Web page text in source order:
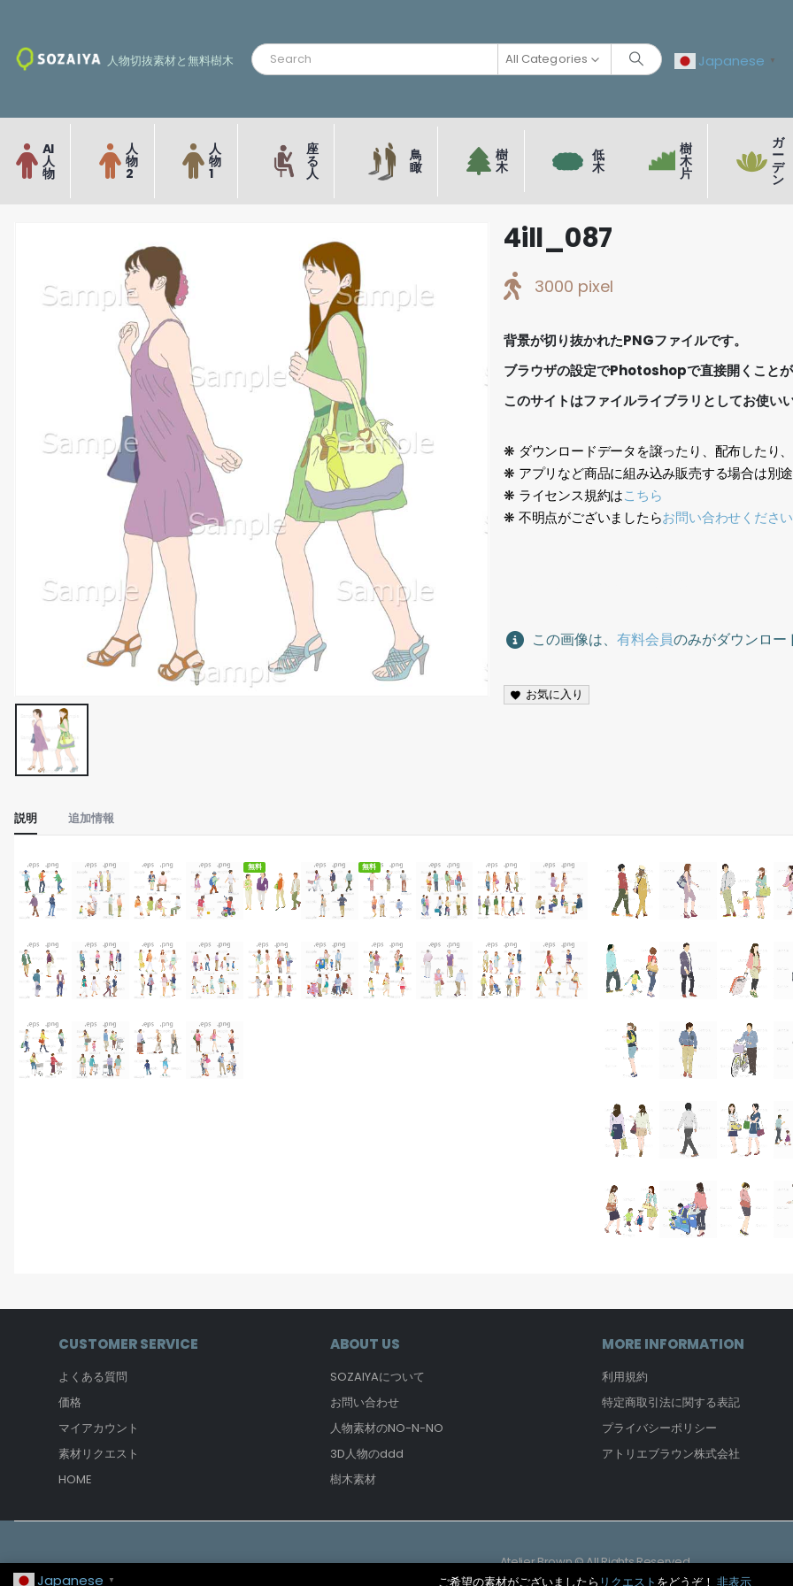
ご希望の素材がございましたら リクエスト をどうぞ！ 非表示
人物切抜素材と無料樹木 All Categories Japanese ▼
AI
人
物
人
物
2
人
物
1
座
る
人
鳥
瞰
樹
木
低
木
樹
木
片
ガ
ー
デ
ン
4ill_087
3000 pixel
背景が切り抜かれたPNGファイルです。
ブラウザの設定でPhotoshopで直接開くこと
このサイトはファイルライブラリとしてお使い
❋ ダウンロードデータを譲ったり、配布したり
❋ アプリなど商品に組み込み販売する場合は別
❋ ライセンス規約はこちら
❋ 不明点がございましたらお問い合わせください
この画像は、有料会員のみがダウンロー
お気に入り
説明 追加情報
無料 無料
CUSTOMER SERVICE
よくある質問
価格
マイアカウント
素材リクエスト
HOME
ABOUT US
SOZAIYAについて
お問い合わせ
人物素材のNO-N-NO
3D人物のddd
樹木素材
MORE INFORMATION
利用規約
特定商取引法に関する表記
プライバシーポリシー
アトリエブラウン株式会社
Atelier Brown © All Rights Reserved
Japanese ▼